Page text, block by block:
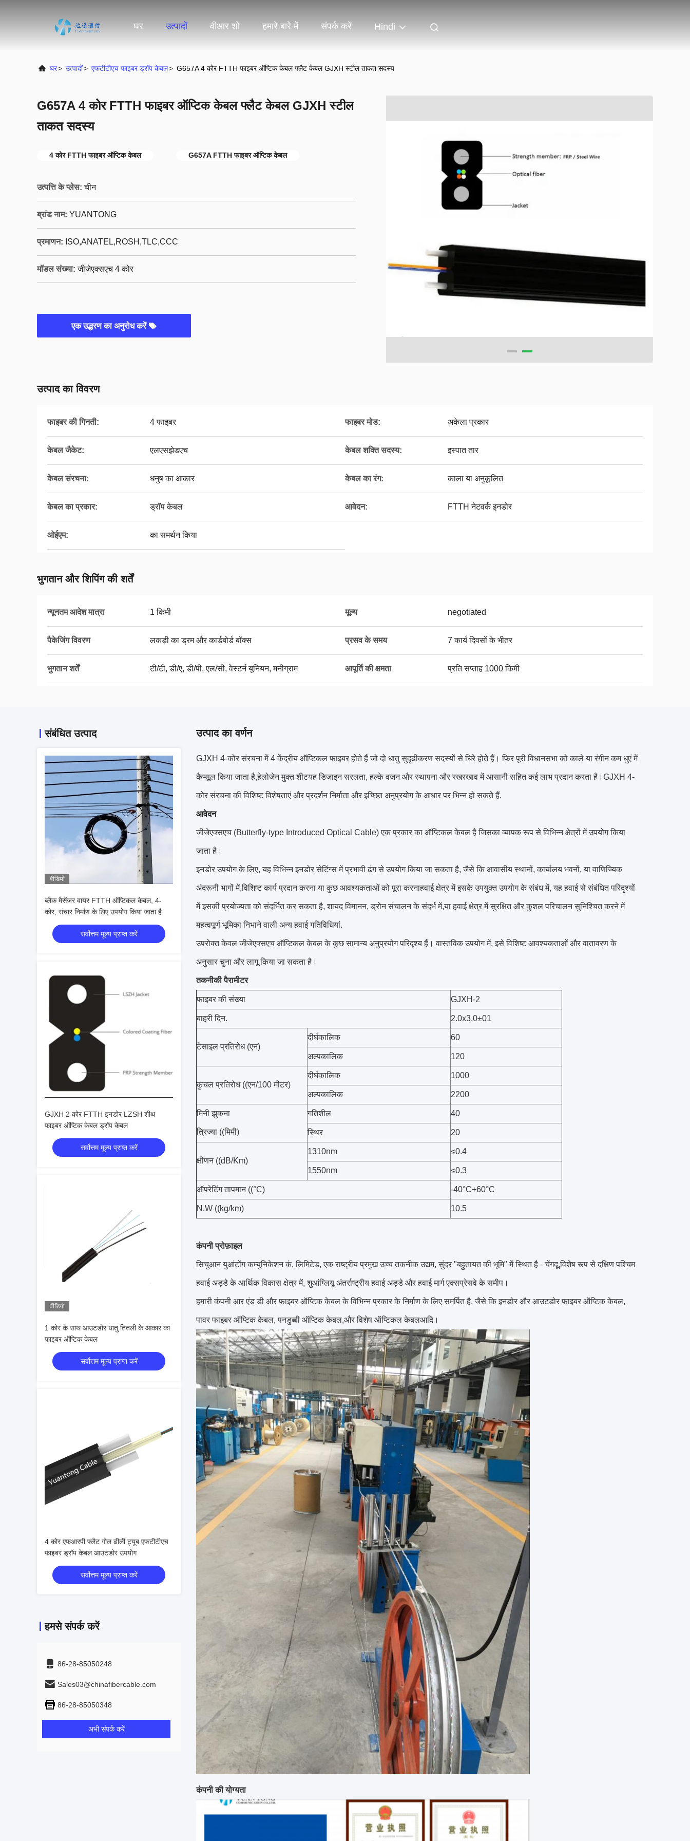
घर उत्पादों वीआर शो हमारे बारे में संपर्क करें Hindi
घर> उत्पादों> एफटीटीएच फाइबर ड्रॉप केबल> G657A 4 कोर FTTH फाइबर ऑप्टिक केबल फ्लैट केबल GJXH स्टील ताकत सदस्य
G657A 4 कोर FTTH फाइबर ऑप्टिक केबल फ्लैट केबल GJXH स्टील
ताकत सदस्य
4 कोर FTTH फाइबर ऑप्टिक केबल G657A FTTH फाइबर ऑप्टिक केबल
उत्पत्ति के प्लेस: चीन
ब्रांड नाम: YUANTONG
प्रमाणन: ISO,ANATEL,ROSH,TLC,CCC
मॉडल संख्या: जीजेएक्सएच 4 कोर
एक उद्धरण का अनुरोध करें
उत्पाद का विवरण
फाइबर की गिनती: 4 फाइबर फाइबर मोड: अकेला प्रकार
केबल जैकेट: एलएसझेडएच केबल शक्ति सदस्य: इस्पात तार
केबल संरचना: धनुष का आकार केबल का रंग: काला या अनुकूलित
केबल का प्रकार: ड्रॉप केबल आवेदन: FTTH नेटवर्क इनडोर
ओईएम: का समर्थन किया
भुगतान और शिपिंग की शर्तें
न्यूनतम आदेश मात्रा 1 किमी मूल्य negotiated
पैकेजिंग विवरण लकड़ी का ड्रम और कार्डबोर्ड बॉक्स प्रसव के समय 7 कार्य दिवसों के भीतर
भुगतान शर्तें टी/टी, डी/ए, डी/पी, एल/सी, वेस्टर्न यूनियन, मनीग्राम आपूर्ति की क्षमता प्रति सप्ताह 1000 किमी
संबंधित उत्पाद
वीडियो
ब्लैक मैसेंजर वायर FTTH ऑप्टिकल केबल, 4-
कोर, संचार निर्माण के लिए उपयोग किया जाता है
सर्वोत्तम मूल्य प्राप्त करें
GJXH 2 कोर FTTH इनडोर LZSH शीथ
फाइबर ऑप्टिक केबल ड्रॉप केबल
सर्वोत्तम मूल्य प्राप्त करें
वीडियो
1 कोर के साथ आउटडोर धातु तितली के आकार का
फाइबर ऑप्टिक केबल
सर्वोत्तम मूल्य प्राप्त करें
4 कोर एफआरपी फ्लैट गोल ढीली ट्यूब एफटीटीएच
फाइबर ड्रॉप केबल आउटडोर उपयोग
सर्वोत्तम मूल्य प्राप्त करें
हमसे संपर्क करें
86-28-85050248
Sales03@chinafibercable.com
86-28-85050348
अभी संपर्क करें
उत्पाद का वर्णन
GJXH 4-कोर संरचना में 4 केंद्रीय ऑप्टिकल फाइबर होते हैं जो दो धातु सुदृढीकरण सदस्यों से घिरे होते हैं। फिर पूरी विधानसभा को काले या रंगीन कम धुएं में
कैप्सूल किया जाता है,हेलोजेन मुक्त शीटयह डिजाइन सरलता, हल्के वजन और स्थापना और रखरखाव में आसानी सहित कई लाभ प्रदान करता है।GJXH 4-
कोर संरचना की विशिष्ट विशेषताएं और प्रदर्शन निर्माता और इच्छित अनुप्रयोग के आधार पर भिन्न हो सकते हैं.
आवेदन
जीजेएक्सएच (Butterfly-type Introduced Optical Cable) एक प्रकार का ऑप्टिकल केबल है जिसका व्यापक रूप से विभिन्न क्षेत्रों में उपयोग किया
जाता है।
इनडोर उपयोग के लिए, यह विभिन्न इनडोर सेटिंग्स में प्रभावी ढंग से उपयोग किया जा सकता है, जैसे कि आवासीय स्थानों, कार्यालय भवनों, या वाणिज्यिक
अंदरूनी भागों में,विशिष्ट कार्य प्रदान करना या कुछ आवश्यकताओं को पूरा करनाहवाई क्षेत्र में इसके उपयुक्त उपयोग के संबंध में, यह हवाई से संबंधित परिदृश्यों
में इसकी प्रयोज्यता को संदर्भित कर सकता है, शायद विमानन, ड्रोन संचालन के संदर्भ में,या हवाई क्षेत्र में सुरक्षित और कुशल परिचालन सुनिश्चित करने में
महत्वपूर्ण भूमिका निभाने वाली अन्य हवाई गतिविधियां.
उपरोक्त केवल जीजेएक्सएच ऑप्टिकल केबल के कुछ सामान्य अनुप्रयोग परिदृश्य हैं। वास्तविक उपयोग में, इसे विशिष्ट आवश्यकताओं और वातावरण के
अनुसार चुना और लागू किया जा सकता है।
तकनीकी पैरामीटर
फाइबर की संख्या GJXH-2
बाहरी दिन. 2.0x3.0±01
टेसाइल प्रतिरोध (एन)
दीर्घकालिक 60
अल्पकालिक 120
कुचल प्रतिरोध ((एन/100 मीटर)
दीर्घकालिक 1000
अल्पकालिक 2200
मिनी झुकना
त्रिज्या ((मिमी)
गतिशील 40
स्थिर 20
क्षीणन ((dB/Km)
1310nm ≤0.4
1550nm ≤0.3
ऑपरेटिंग तापमान ((°C) -40°C+60°C
N.W ((kg/km) 10.5
कंपनी प्रोफ़ाइल
सिचुआन युआंटोंग कम्युनिकेशन कं, लिमिटेड, एक राष्ट्रीय प्रमुख उच्च तकनीक उद्यम, सुंदर "बहुतायत की भूमि" में स्थित है - चेंगदू,विशेष रूप से दक्षिण पश्चिम
हवाई अड्डे के आर्थिक विकास क्षेत्र में, शुआंग्लियू अंतर्राष्ट्रीय हवाई अड्डे और हवाई मार्ग एक्सप्रेसवे के समीप।
हमारी कंपनी आर एंड डी और फाइबर ऑप्टिक केबल के विभिन्न प्रकार के निर्माण के लिए समर्पित है, जैसे कि इनडोर और आउटडोर फाइबर ऑप्टिक केबल,
पावर फाइबर ऑप्टिक केबल, पनडुब्बी ऑप्टिक केबल,और विशेष ऑप्टिकल केबलआदि।
कंपनी की योग्यता